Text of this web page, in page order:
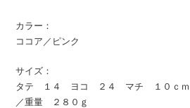
カラー：
ココア／ピンク
サイズ：
タテ １４ ヨコ ２４ マチ １０ｃｍ
／重量 ２８０ｇ